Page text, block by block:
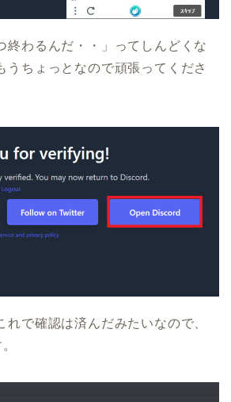
終わるんだ・・」ってしんどくな
うちょっとなので頑張ってくださ
れで確認は済んだみたいなので、